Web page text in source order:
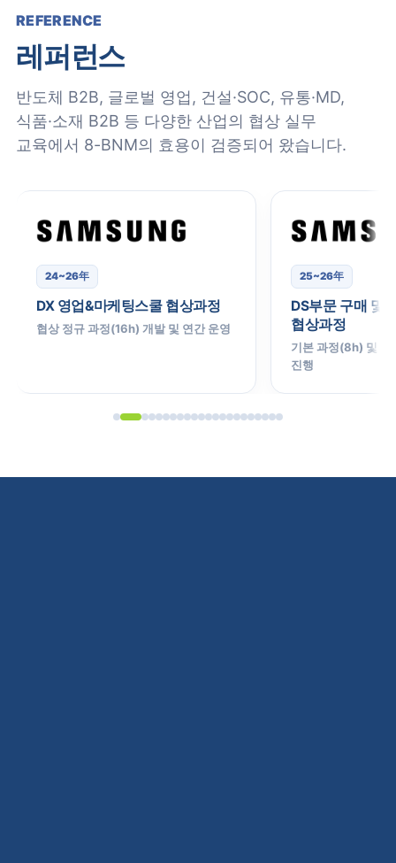
REFERENCE
레퍼런스
반도체 B2B, 글로벌 영업, 건설·SOC, 유통·MD,
식품·소재 B2B 등 다양한 산업의 협상 실무
교육에서 8-BNM의 효용이 검증되어 왔습니다.
24~26年
DX 영업&마케팅스쿨 협상과정
협상 정규 과정(16h) 개발 및 연간 운영
25~26年
DS부문 구매 및
협상과정
기본 과정(8h) 및 심
진행